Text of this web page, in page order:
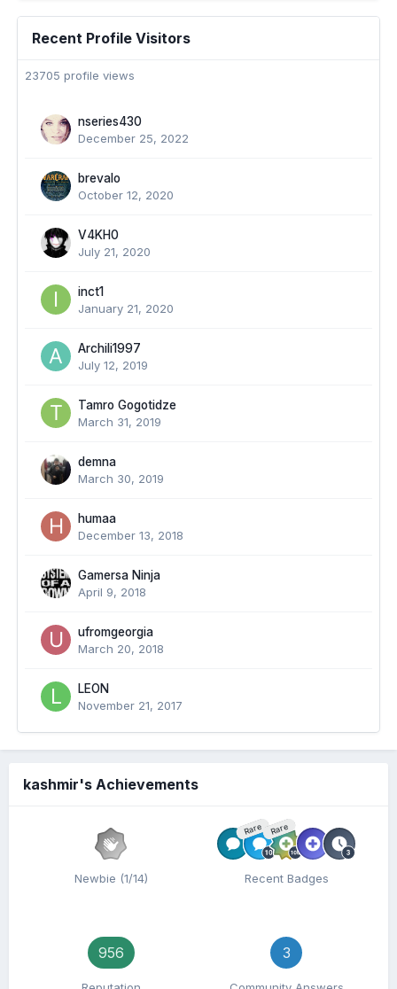
Recent Profile Visitors
23705 profile views
nseries430
December 25, 2022
brevalo
October 12, 2020
V4KH0
July 21, 2020
inct1
January 21, 2020
Archili1997
July 12, 2019
Tamro Gogotidze
March 31, 2019
demna
March 30, 2019
humaa
December 13, 2018
Gamersa Ninja
April 9, 2018
ufromgeorgia
March 20, 2018
LEON
November 21, 2017
kashmir's Achievements
Newbie (1/14)
Rare Rare
Recent Badges
956 3